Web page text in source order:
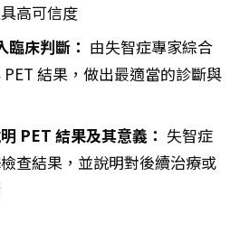
高可信度
床判斷： 由失智症專家綜合
結果，做出最適當的診斷與
PET 結果及其意義： 失智症
查結果，並說明對後續治療或